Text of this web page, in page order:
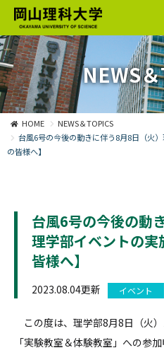
NEWS
HOME
NEWS＆TOPICS
台風6号の今後の動きに伴う8月8日（火
の皆様へ】
台風6号の今後の動
理学部イベントの
皆様へ】
2023.08.04更新 イベント
この度は、理学部8月8日（火
「実験教室＆体験教室」への参